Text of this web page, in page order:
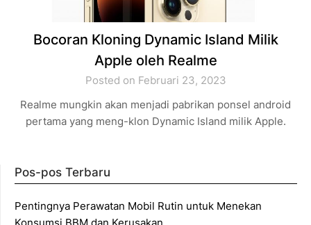
Bocoran Kloning Dynamic Island Milik
Apple oleh Realme
Posted on Februari 23, 2023
Realme mungkin akan menjadi pabrikan ponsel android
pertama yang meng-klon Dynamic Island milik Apple.
Pos-pos Terbaru
Pentingnya Perawatan Mobil Rutin untuk Menekan